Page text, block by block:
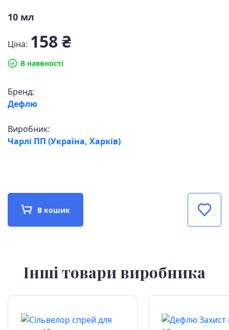
10 мл
Ціна: 158 ₴
В наявності
Бренд:
Дефлю
Виробник:
Чарлі ПП (Україна, Харків)
В кошик
Інші товари виробника